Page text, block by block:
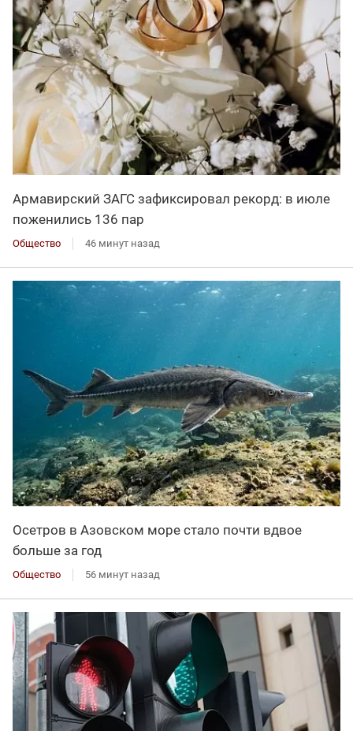
Армавирский ЗАГС зафиксировал рекорд: в июле
поженились 136 пар
Общество 46 минут назад
Осетров в Азовском море стало почти вдвое
больше за год
Общество 56 минут назад